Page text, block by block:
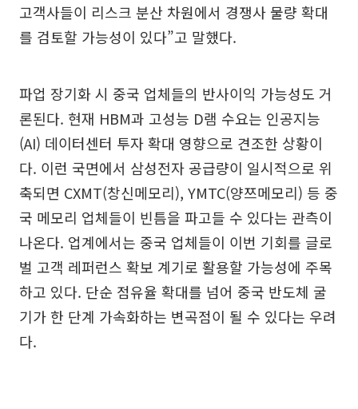
고객사들이 리스크 분산 차원에서 경쟁사 물량 확대
를 검토할 가능성이 있다”고 말했다.
파업 장기화 시 중국 업체들의 반사이익 가능성도 거
론된다. 현재 HBM과 고성능 D램 수요는 인공지능
(AI) 데이터센터 투자 확대 영향으로 견조한 상황이
다. 이런 국면에서 삼성전자 공급량이 일시적으로 위
축되면 CXMT(창신메모리), YMTC(양쯔메모리) 등 중
국 메모리 업체들이 빈틈을 파고들 수 있다는 관측이
나온다. 업계에서는 중국 업체들이 이번 기회를 글로
벌 고객 레퍼런스 확보 계기로 활용할 가능성에 주목
하고 있다. 단순 점유율 확대를 넘어 중국 반도체 굴
기가 한 단계 가속화하는 변곡점이 될 수 있다는 우려
다.